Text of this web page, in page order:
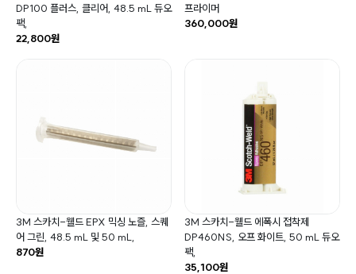
DP100 플러스, 클리어, 48.5 mL 듀오
팩,
22,800원
프라이머
360,000원
3M 스카치-웰드 EPX 믹싱 노즐, 스퀘
어 그린, 48.5 mL 및 50 mL,
870원
3M 스카치-웰드 에폭시 접착제
DP460NS, 오프 화이트, 50 mL 듀오
팩,
35,100원